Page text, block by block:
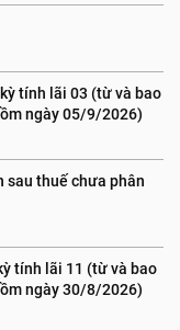
tính lãi 03 (từ và bao
ngày 05/9/2026)
sau thuế chưa phân
tính lãi 11 (từ và bao
ngày 30/8/2026)